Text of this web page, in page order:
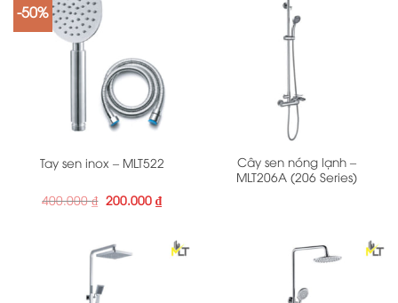
-50%
Tay sen inox – MLT522
400.000₫ Giá
gốc
200.000 ₫Giá
hiện
200.000 ₫.
Cây sen nóng lạnh –
MLT206A (206 Series)